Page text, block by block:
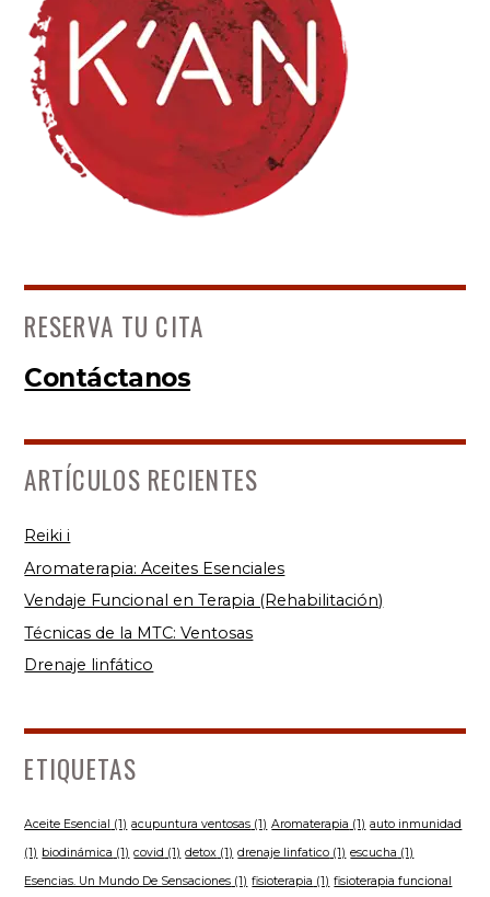
RESERVA TU CITA
Contáctanos
ARTÍCULOS RECIENTES
Reiki i
Aromaterapia: Aceites Esenciales
Vendaje Funcional en Terapia (Rehabilitación)
Técnicas de la MTC: Ventosas
Drenaje linfático
ETIQUETAS
Aceite Esencial (1) acupuntura ventosas (1) Aromaterapia (1) auto inmunidad
(1) biodinámica (1) covid (1) detox (1) drenaje linfatico (1) escucha (1)
Esencias. Un Mundo De Sensaciones (1) fisioterapia (1) fisioterapia funcional